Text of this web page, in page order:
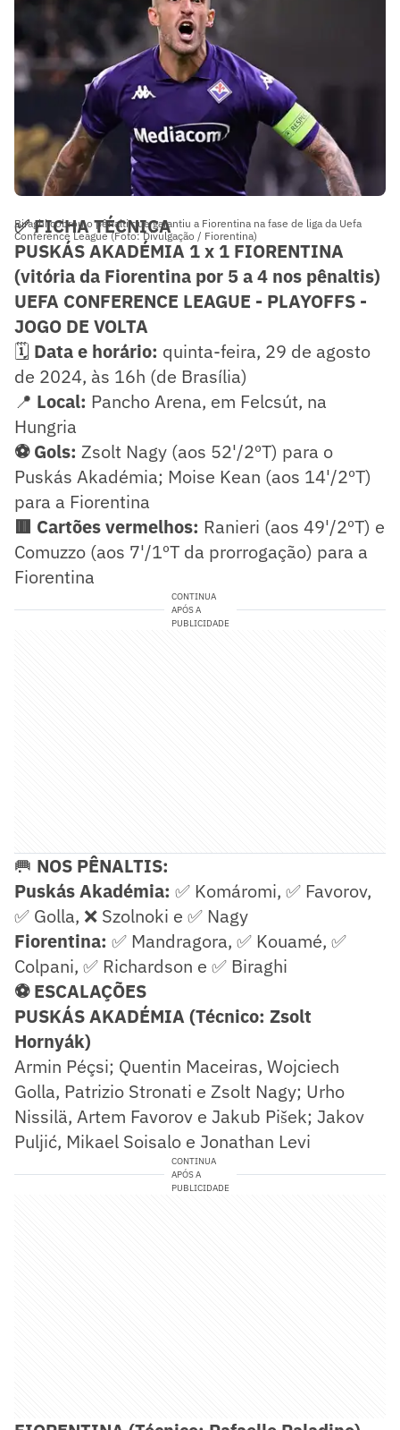
Biraghi cobrou o pênalti que garantiu a Fiorentina na fase de liga da Uefa
Conference League (Foto: Divulgação / Fiorentina)
✅ FICHA TÉCNICA
PUSKÁS AKADÉMIA 1 x 1 FIORENTINA
(vitória da Fiorentina por 5 a 4 nos pênaltis)
UEFA CONFERENCE LEAGUE - PLAYOFFS -
JOGO DE VOLTA
🗓️ Data e horário: quinta-feira, 29 de agosto
de 2024, às 16h (de Brasília)
📍 Local: Pancho Arena, em Felcsút, na
Hungria
⚽ Gols: Zsolt Nagy (aos 52'/2ºT) para o
Puskás Akadémia; Moise Kean (aos 14'/2ºT)
para a Fiorentina
🟥 Cartões vermelhos: Ranieri (aos 49'/2ºT) e
Comuzzo (aos 7'/1ºT da prorrogação) para a
Fiorentina
CONTINUA
APÓS A
PUBLICIDADE
🥅 NOS PÊNALTIS:
Puskás Akadémia: ✅ Komáromi, ✅ Favorov,
✅ Golla, ❌ Szolnoki e ✅ Nagy
Fiorentina: ✅ Mandragora, ✅ Kouamé, ✅
Colpani, ✅ Richardson e ✅ Biraghi
⚽ ESCALAÇÕES
PUSKÁS AKADÉMIA (Técnico: Zsolt
Hornyák)
Armin Péçsi; Quentin Maceiras, Wojciech
Golla, Patrizio Stronati e Zsolt Nagy; Urho
Nissilä, Artem Favorov e Jakub Pišek; Jakov
Puljić, Mikael Soisalo e Jonathan Levi
CONTINUA
APÓS A
PUBLICIDADE